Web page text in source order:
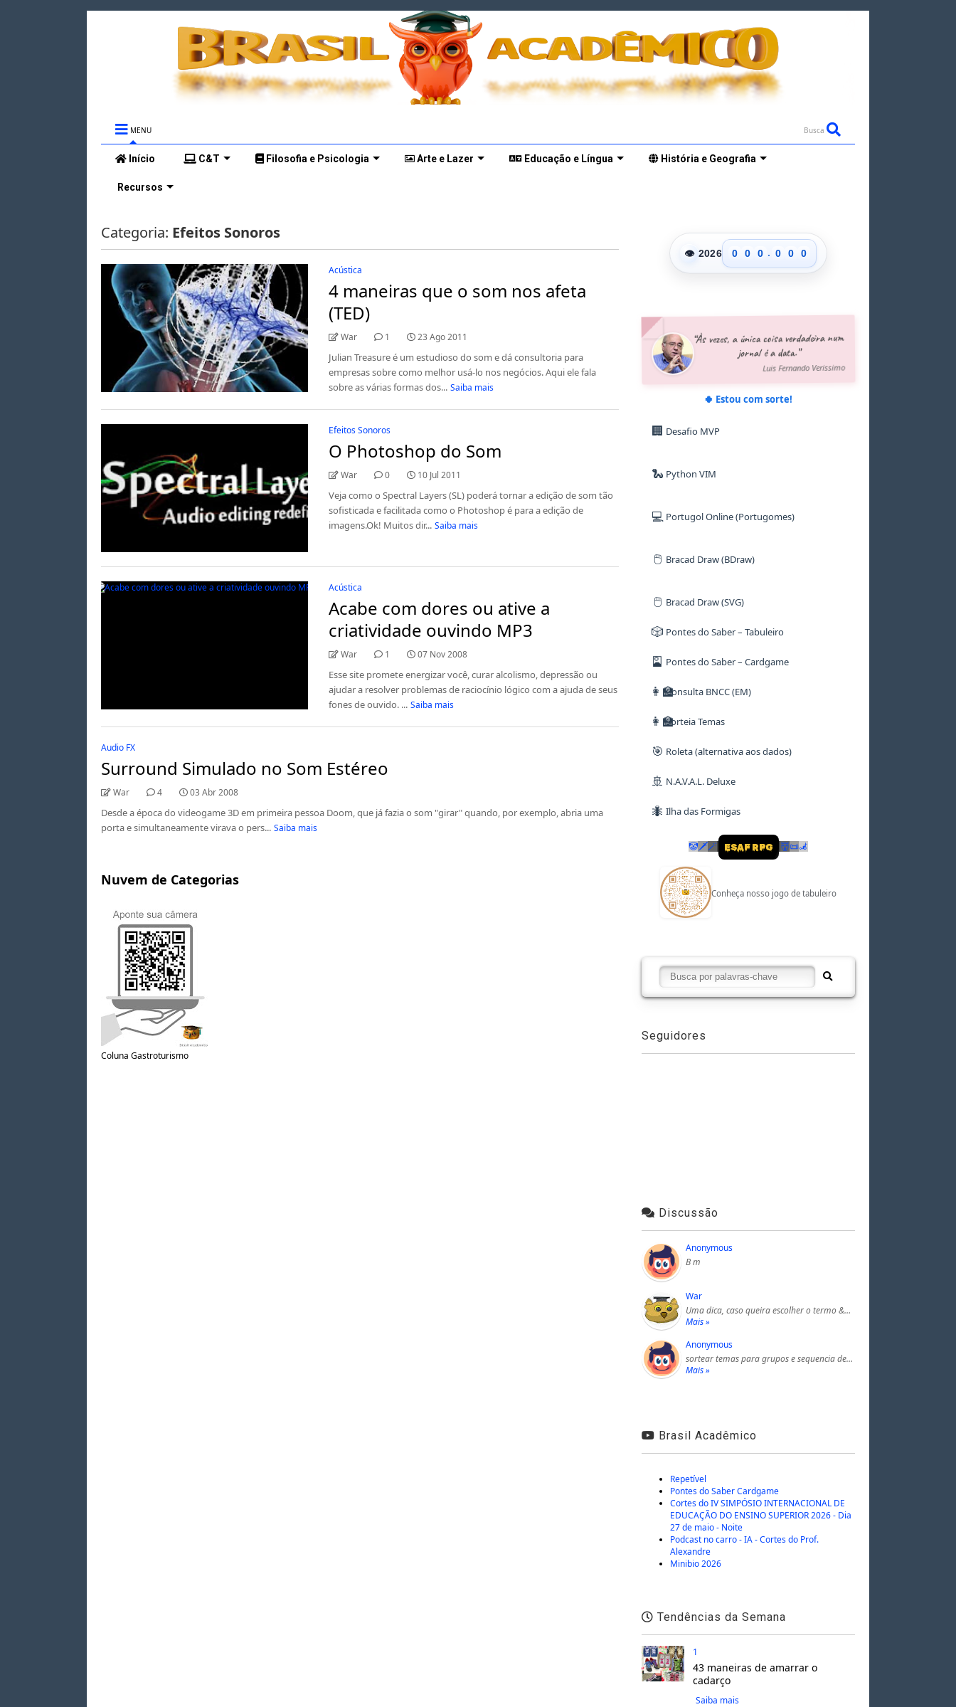
MENU Busca
Início C&T Filosofia e Psicologia Arte e Lazer Educação e Língua História e Geografia
Recursos
Categoria: Efeitos Sonoros
Acústica
4 maneiras que o som nos afeta
(TED)
War 1 23 Ago 2011
Julian Treasure é um estudioso do som e dá consultoria para
empresas sobre como melhor usá-lo nos negócios. Aqui ele fala
sobre as várias formas dos... Saiba mais
Efeitos Sonoros
O Photoshop do Som
War 0 10 Jul 2011
Veja como o Spectral Layers (SL) poderá tornar a edição de som tão
sofisticada e facilitada como o Photoshop é para a edição de
imagens.Ok! Muitos dir... Saiba mais
Acústica
Acabe com dores ou ative a
criatividade ouvindo MP3
War 1 07 Nov 2008
Esse site promete energizar você, curar alcolismo, depressão ou
ajudar a resolver problemas de raciocínio lógico com a ajuda de seus
fones de ouvido. ... Saiba mais
Audio FX
Surround Simulado no Som Estéreo
War 4 03 Abr 2008
Desde a época do videogame 3D em primeira pessoa Doom, que já fazia o som "girar" quando, por exemplo, abria uma
porta e simultaneamente virava o pers... Saiba mais
Nuvem de Categorias
Coluna Gastroturismo
👁 2026
0
1
6
0
1
6
7
0
1
6
7
. 0
1
6
7
8
0
1
6
7
8
0
1
6
7
8
“Às vezes, a única coisa verdadeira num
jornal é a data.”
Luis Fernando Verissimo
🍀 Estou com sorte!
🏢 Desafio MVP
🐍 Python VIM
💻 Portugol Online (Portugomes)
🖱️ Bracad Draw (BDraw)
🖱️ Bracad Draw (SVG)
🎲 Pontes do Saber – Tabuleiro
🎴 Pontes do Saber – Cardgame
👩‍🏫Consulta BNCC (EM)
👩‍🏫Sorteia Temas
🎯 Roleta (alternativa aos dados)
🚢 N.A.V.A.L. Deluxe
🐜 Ilha das Formigas
🤡🗡🪄 ESAF RPG 👹📜🦼
Conheça nosso jogo de tabuleiro
Seguidores
Discussão
Anonymous
B m
War
Uma dica, caso queira escolher o termo &…
Mais »
Anonymous
sortear temas para grupos e sequencia de…
Mais »
Brasil Acadêmico
Repetível
Pontes do Saber Cardgame
Cortes do IV SIMPÓSIO INTERNACIONAL DE
EDUCAÇÃO DO ENSINO SUPERIOR 2026 - Dia
27 de maio - Noite
Podcast no carro - IA - Cortes do Prof.
Alexandre
Minibio 2026
Tendências da Semana
1
43 maneiras de amarrar o
cadarço
Saiba mais